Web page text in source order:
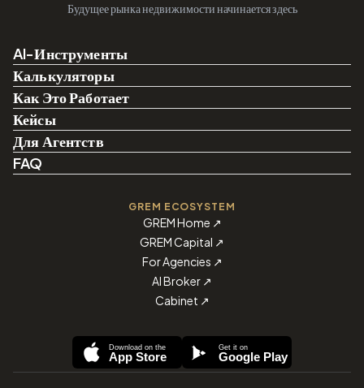
Будущее рынка недвижимости начинается здесь
AI-Инструменты
Калькуляторы
Как Это Работает
Кейсы
Для Агентств
FAQ
GREM ECOSYSTEM
GREM Home ↗
GREM Capital ↗
For Agencies ↗
AI Broker ↗
Cabinet ↗
Download on the
App Store
Get it on
Google Play